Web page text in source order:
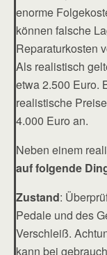
enorme
können falsche
Reparaturkosten
Als realistisch
etwa 2.500 Euro.
realistische
4.000 Euro an.
Neben einem
auf folgende
Zustand:
Pedale und des
Verschleiß.
kann bei